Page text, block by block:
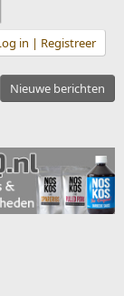
in | Registreer
Nieuwe berichten